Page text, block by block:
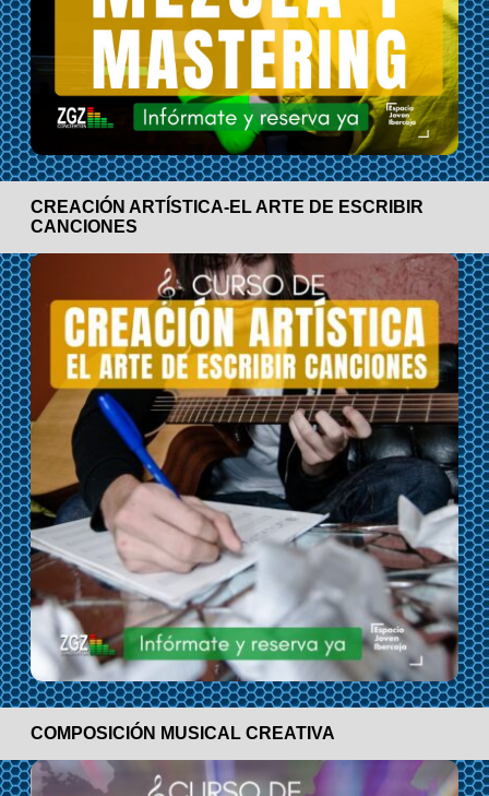
CREACIÓN ARTÍSTICA-EL ARTE DE ESCRIBIR
CANCIONES
COMPOSICIÓN MUSICAL CREATIVA